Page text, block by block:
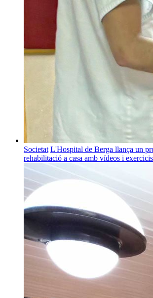
Societat L'Hospital de Berga llança un
rehabilitació a casa amb vídeos i